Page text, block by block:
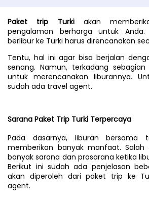
Paket trip Turki akan
pengalaman berharga untuk
berlibur ke Turki harus direncanakan
Tentu, hal ini agar bisa berjalan
senang. Namun, terkadang
untuk merencanakan liburannya.
sudah ada travel agent.
Sarana Paket Trip Turki Terpercaya
Pada dasarnya, liburan bersama
memberikan banyak manfaat.
banyak sarana dan prasarana ketika
Berikut ini sudah ada penjelasan
akan diperoleh dari paket trip ke
agent.